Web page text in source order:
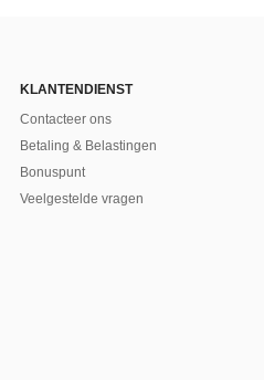
KLANTENDIENST
Contacteer ons
Betaling & Belastingen
Bonuspunt
Veelgestelde vragen